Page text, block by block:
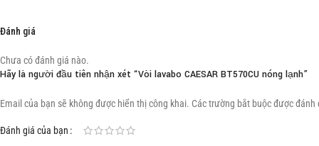
Đánh giá
Chưa có đánh giá nào.
Hãy là người đầu tiên nhận xét “Vòi lavabo CAESAR BT570CU nóng lạnh”
Email của bạn sẽ không được hiển thị công khai. Các trường bắt buộc được đánh
Đánh giá của bạn